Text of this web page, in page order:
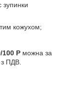
зупинки
кожухом;
100 P можна за
з ПДВ.